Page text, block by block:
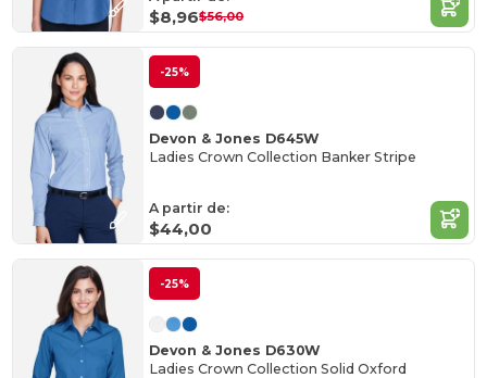
$8,96$56,00
-25%
Devon & Jones D645W
Ladies Crown Collection Banker Stripe
A partir de:
$44,00
-25%
Devon & Jones D630W
Ladies Crown Collection Solid Oxford